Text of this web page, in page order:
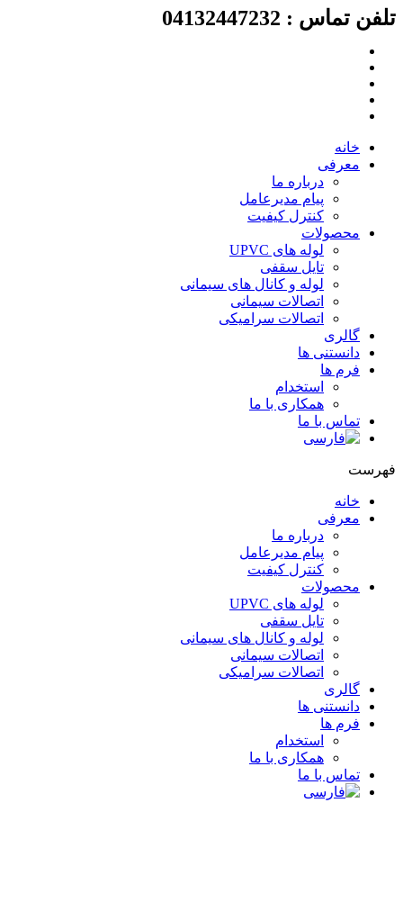
تلفن تماس : 04132447232
خانه
معرفی
درباره ما
پیام مدیرعامل
کنترل کیفیت
محصولات
لوله های UPVC
تایل سقفی
لوله و کانال های سیمانی
اتصالات سیمانی
اتصالات سرامیکی
گالری
دانستنی ها
فرم ها
استخدام
همکاری با ما
تماس با ما
فهرست
خانه
معرفی
درباره ما
پیام مدیرعامل
کنترل کیفیت
محصولات
لوله های UPVC
تایل سقفی
لوله و کانال های سیمانی
اتصالات سیمانی
اتصالات سرامیکی
گالری
دانستنی ها
فرم ها
استخدام
همکاری با ما
تماس با ما